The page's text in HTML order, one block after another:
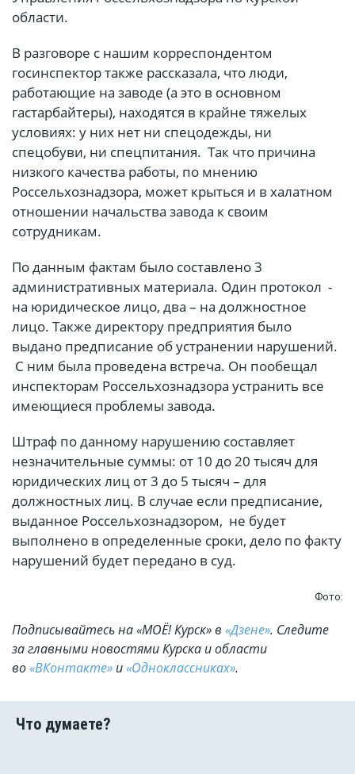
области.
В разговоре с нашим корреспондентом
госинспектор также рассказала, что люди,
работающие на заводе (а это в основном
гастарбайтеры), находятся в крайне тяжелых
условиях: у них нет ни спецодежды, ни
спецобуви, ни спецпитания. Так что причина
низкого качества работы, по мнению
Россельхознадзора, может крыться и в халатном
отношении начальства завода к своим
сотрудникам.
По данным фактам было составлено 3
административных материала. Один протокол -
на юридическое лицо, два – на должностное
лицо. Также директору предприятия было
выдано предписание об устранении нарушений.
С ним была проведена встреча. Он пообещал
инспекторам Россельхознадзора устранить все
имеющиеся проблемы завода.
Штраф по данному нарушению составляет
незначительные суммы: от 10 до 20 тысяч для
юридических лиц от 3 до 5 тысяч – для
должностных лиц. В случае если предписание,
выданное Россельхознадзором, не будет
выполнено в определенные сроки, дело по факту
нарушений будет передано в суд.
Фото:
Подписывайтесь на «МОЁ! Курск» в «Дзене». Cледите
за главными новостями Курска и области
во«ВКонтакте» и«Одноклассниках».